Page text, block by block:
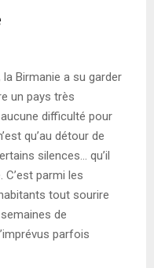
Birmanie a su garder
un pays très
difficulté pour
qu’au détour de
silences… qu’il
parmi les
tout sourire
de
parfois